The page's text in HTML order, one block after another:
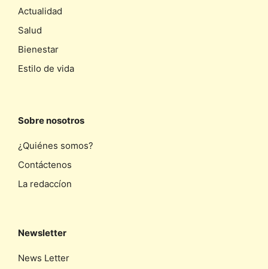
Actualidad
Salud
Bienestar
Estilo de vida
Sobre nosotros
¿Quiénes somos?
Contáctenos
La redaccíon
Newsletter
News Letter